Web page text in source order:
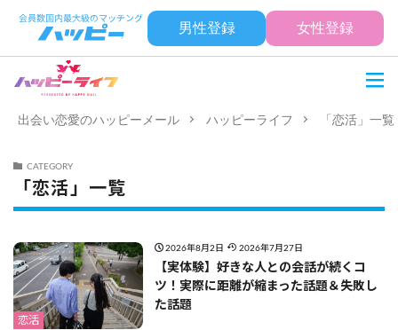
男性登録 女性登録
出会い恋愛のハッピーメール ハッピーライフ 「恋活」一覧
CATEGORY
「恋活」一覧
恋活
2026年8月2日 2026年7月27日
【実体験】好きな人との会話が続くコ
ツ！実際に距離が縮まった話題＆失敗し
た話題